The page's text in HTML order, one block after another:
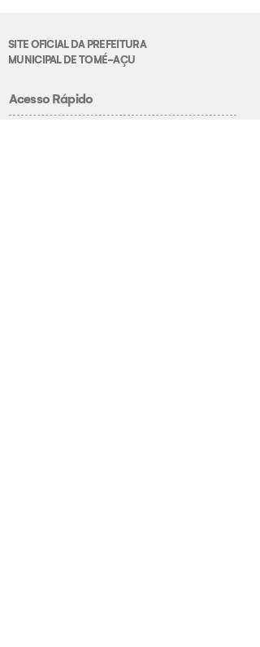
SITE OFICIAL DA PREFEITURA
MUNICIPAL DE TOMÉ-AÇU
Acesso Rápido